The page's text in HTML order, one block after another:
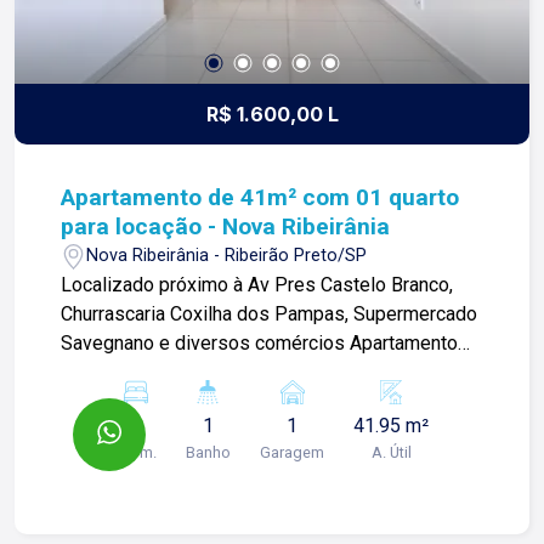
R$ 1.600,00 L
Apartamento de 41m² com 01 quarto
para locação - Nova Ribeirânia
Nova Ribeirânia - Ribeirão Preto/SP
Localizado próximo à Av Pres Castelo Branco,
Churrascaria Coxilha dos Pampas, Supermercado
Savegnano e diversos comércios Apartamento
-Cozinha; -Área de serviço; -01 vaga de garagem;
Para mais informações e agendar visita, entre em
contato. Lago é RELACIONAMENTO! Desde 1987
1
Dorm.
1
Banho
1
Garagem
41.95 m²
A. Útil